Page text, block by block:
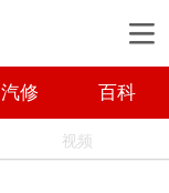
汽修 百科
视频